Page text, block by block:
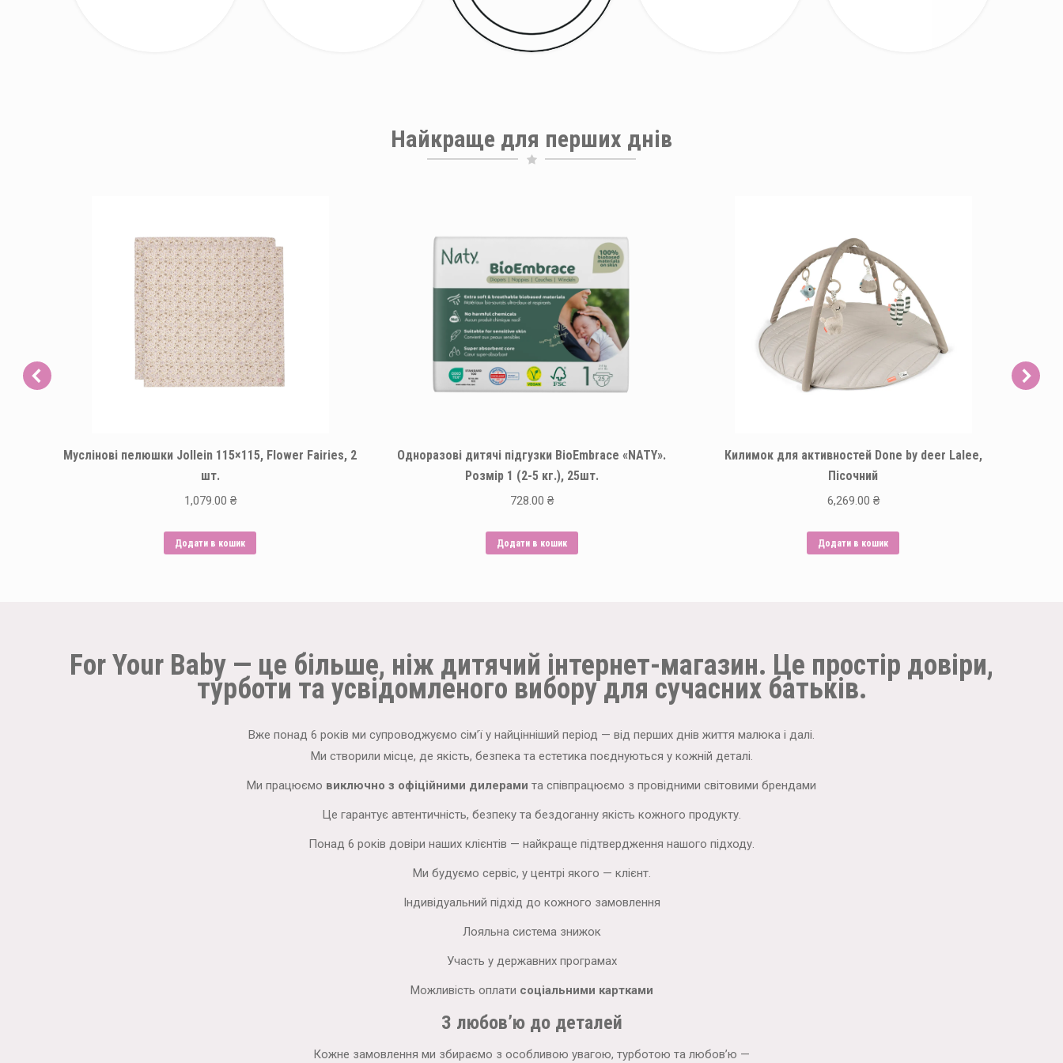
Найкраще для перших днів
Муслінові пелюшки Jollein 115×115, Flower Fairies, 2
шт.
1,079.00 ₴
Додати в кошик
Одноразові дитячі підгузки BioEmbrace «NATY».
Розмір 1 (2-5 кг.), 25шт.
728.00 ₴
Додати в кошик
Килимок для активностей Done by deer Lalee,
Пісочний
6,269.00 ₴
Додати в кошик
For Your Baby — це більше, ніж дитячий інтернет-магазин. Це простір довіри,
турботи та усвідомленого вибору для сучасних батьків.
Вже понад 6 років ми супроводжуємо сім’ї у найцінніший період — від перших днів життя малюка і далі.
Ми створили місце, де якість, безпека та естетика поєднуються у кожній деталі.
Ми працюємо виключно з офіційними дилерами та співпрацюємо з провідними світовими брендами
Це гарантує автентичність, безпеку та бездоганну якість кожного продукту.
Понад 6 років довіри наших клієнтів — найкраще підтвердження нашого підходу.
Ми будуємо сервіс, у центрі якого — клієнт.
Індивідуальний підхід до кожного замовлення
Лояльна система знижок
Участь у державних програмах
Можливість оплати соціальними картками
З любов’ю до деталей
Кожне замовлення ми збираємо з особливою увагою, турботою та любов’ю —